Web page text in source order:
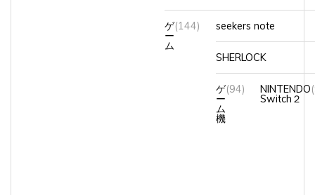
ゲ
ー
ム
(144) seekers note
SHERLOCK
ゲ
ー
ム
機
(94) NINTENDO
Switch２